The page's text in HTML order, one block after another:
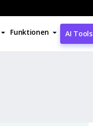
Funktionen AI Tools